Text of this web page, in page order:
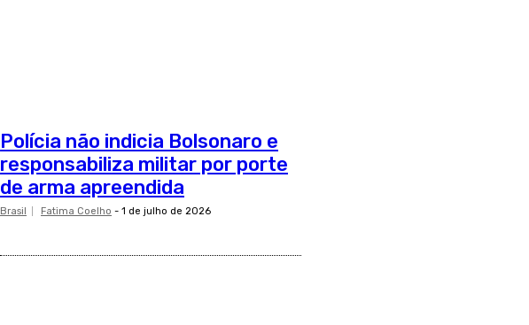
Polícia não indicia Bolsonaro e
responsabiliza militar por porte
de arma apreendida
Brasil Fatima Coelho - 1 de julho de 2026